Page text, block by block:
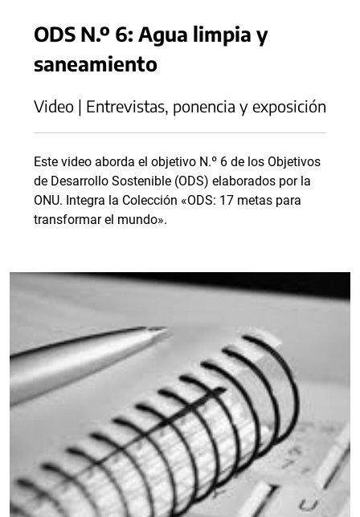
ODS N.º 6: Agua limpia y
saneamiento
Video | Entrevistas, ponencia y exposición
Este video aborda el objetivo N.º 6 de los Objetivos
de Desarrollo Sostenible (ODS) elaborados por la
ONU. Integra la Colección «ODS: 17 metas para
transformar el mundo».